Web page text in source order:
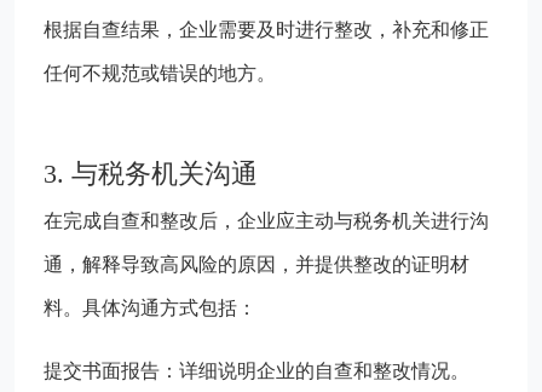
根据自查结果，企业需要及时进行整改，补充和修正
任何不规范或错误的地方。
3. 与税务机关沟通
在完成自查和整改后，企业应主动与税务机关进行沟
通，解释导致高风险的原因，并提供整改的证明材
料。具体沟通方式包括：
提交书面报告：详细说明企业的自查和整改情况。